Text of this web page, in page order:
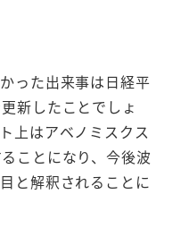
った出来事は日経平
新したことでしょ
上はアベノミスクス
ことになり、今後波
と解釈されることに